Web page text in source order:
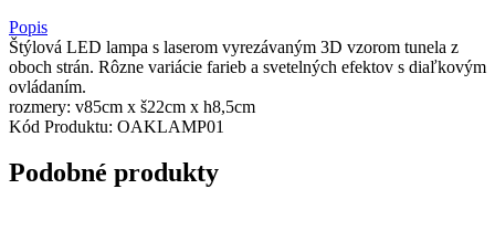
Popis
Štýlová LED lampa s laserom vyrezávaným 3D vzorom tunela z
oboch strán. Rôzne variácie farieb a svetelných efektov s diaľkovým
ovládaním.
rozmery: v85cm x š22cm x h8,5cm
Kód Produktu: OAKLAMP01
Podobné produkty